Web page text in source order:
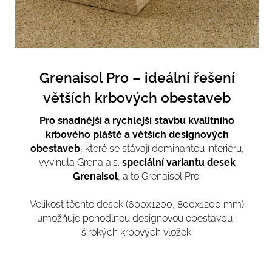
Grenaisol Pro – ideální řešení
větších krbových obestaveb
Pro snadnější a rychlejší stavbu kvalitního
krbového pláště a větších designových
obestaveb, které se stávají dominantou interiéru,
vyvinula Grena a.s. speciální variantu desek
Grenaisol, a to Grenaisol Pro.
Velikost těchto desek (600x1200, 800x1200 mm)
umožňuje pohodlnou designovou obestavbu i
širokých krbových vložek.